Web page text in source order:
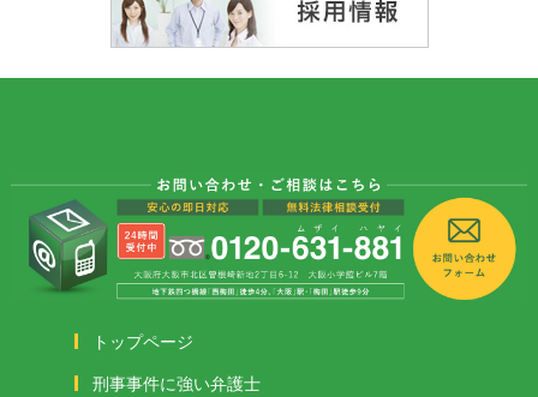
トップページ
刑事事件に強い弁護士